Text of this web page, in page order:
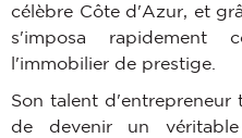
célèbre Côte d'Azur, et
s'imposa rapidement
l'immobilier de prestige.
Son talent
de devenir un